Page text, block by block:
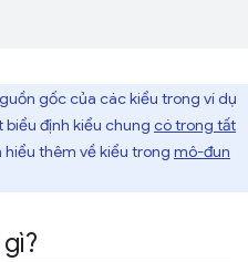
gốc của các kiểu trong ví dụ
biểu định kiểu chung có trong tất
hiểu thêm về kiểu trong mô-đun